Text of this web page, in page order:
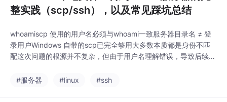
整实践（scp/ssh），以及常见踩坑总结
whoamiscp 使用的用户名必须与whoami一致服务器目录名 ≠ 登
录用户Windows 自带的scp已完全够用大多数本质都是身份不匹
配这次问题的根源并不复杂，但由于用户名理解错误，导致后续排
ndows → Linux 文件传输深度学习服务器使用ssh / scp 实战场景
#服务器 #linux #ssh